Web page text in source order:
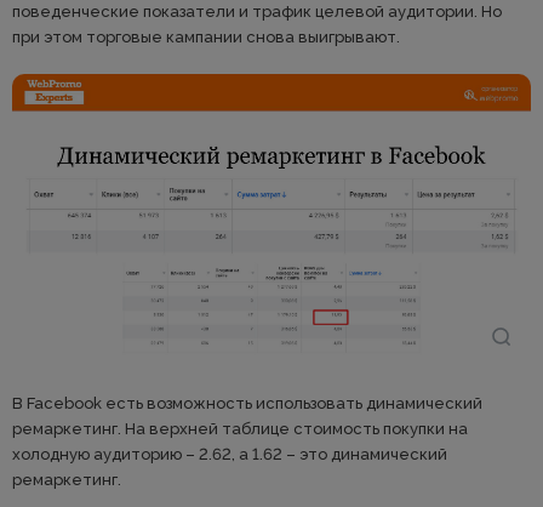
поведенческие показатели и трафик целевой аудитории. Но
при этом торговые кампании снова выигрывают.
В Facebook есть возможность использовать динамический
ремаркетинг. На верхней таблице стоимость покупки на
холодную аудиторию – 2.62, а 1.62 – это динамический
ремаркетинг.